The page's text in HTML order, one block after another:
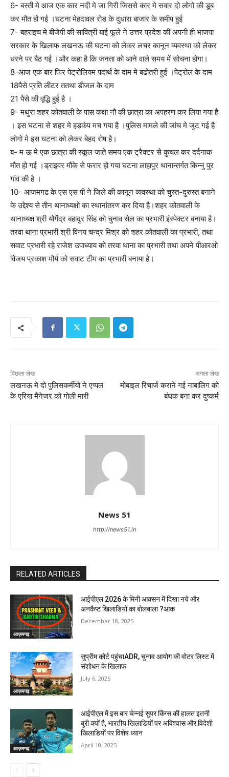
6- बस्ती मे आज एक कार नदी मे जा गिरी जिससे कार मे सवार दो लोगो की डूब
कर मौत हो गई ।घटना मेहदावल रोड के दुधारा बाजार के समीप हुई
7- बहराइच मे बीजेपी की सावित्री बाई फूले ने उत्तर प्रदेश की अपनी ही भाजपा
सरकार के खिलाफ लखनऊ की घटना को लेकर लचर कानून व्यवस्था को लेकर
धरने पर बैठ गई ।और कहा है कि जनता को आने वाले समय में सोचना होगा।
8-आज एक बार फिर पेट्रोलियम पदार्थ के दाम मे बढोतरी हुई ।पेट्रोल के दाम
18पैसे प्रति लीटर ततथा डीजल के दाम
21 पैसे की वृद्धि हुई है ।
9- मथुरा शहर कोतवाली के पास कक्षा नौ की छात्रा का अपहरण कर लिया गया है
। इस घटना से शहर मे हड़कंप मच गया है ।पुलिस मामले की जांच मे जुट गई है
लोगो मे इस घटना को लेकर बेहद रोष है।
ब- म ऊ मे एक छात्रा की स्कूल जाते समय एक ट्रैक्टर से कुचल कर दर्दनाक
मौत हो गई ।ड्राइवर मौके से फरार हो गया घटना लाहापुर थानान्तर्गत किन्नु पुर
गांव की है ।
10- आजमगढ के एस एस पी ने जिले की कानून व्यवस्था को चुस्त-दुरुस्त बनाने
के उद्देश्य से तीन थानाध्यक्षो का स्थानांतरण कर दिया है।शहर कोतवाली के
थानाध्यक्ष श्री योगेंद्र बहादुर सिंह को चुनाव सेल का प्रभारी इंस्पेक्टर बनाया है।
तरवा थाना प्रभारी श्री विनय चन्द्र मिश्र को शहर कोतवाली का प्रभारी, तथा
सवाट प्रभारी रहे राजेश उपाध्याय को तरवा थाना का प्रभारी तथा अपने पीआरओ
विजय प्रकाश मौर्य को सवाट टीम का प्रभारी बनाया है।
पिछला लेख
लखनऊ मे दो पुलिसकर्मीयो ने एप्पल
के एरिया मैनेजर को गोली मारी
अगला लेख
मोबाइल रिचार्ज कराने गई नाबालिग को
बंधक बना कर दुष्कर्म
News 51
http://news51.in
RELATED ARTICLES
आज़मगढ़
आईपीएल 2026 के मिनी आक्सन में दिखा नये और
अनकैप्ट खिलाडियों का बोलबाला ?आक
December 18, 2025
आज़मगढ़
सुप्रीम कोर्ट पहुंचाADR, चुनाव आयोग की वोटर लिस्ट में
संशोधन के खिलाफ
July 6, 2025
आज़मगढ़
आईपीएल में इस बार चेन्नई सुपर किंग्स की हालत इतनी
बुरी क्यों है, भारतीय खिलाडियों पर अविश्वास और विदेशी
खिलाडियों पर विशेष ध्यान
April 10, 2025